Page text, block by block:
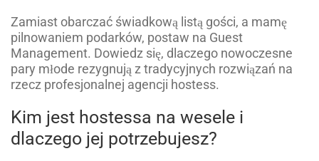
Zamiast obarczać świadkową listą gości, a mamę
pilnowaniem podarków, postaw na Guest
Management. Dowiedz się, dlaczego nowoczesne
pary młode rezygnują z tradycyjnych rozwiązań na
rzecz profesjonalnej agencji hostess.
Kim jest hostessa na wesele i
dlaczego jej potrzebujesz?